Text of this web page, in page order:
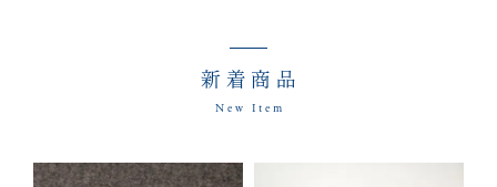
新着商品
New Item